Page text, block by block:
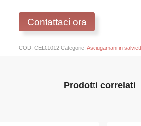
Contattaci ora
COD:CEL01012 Categorie:Asciugamani in
Prodotti correlati